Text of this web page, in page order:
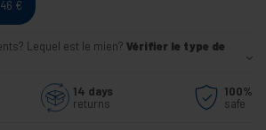
€
Lequel est le mien? Vérifier le type de
14 days
returns
100%
safe